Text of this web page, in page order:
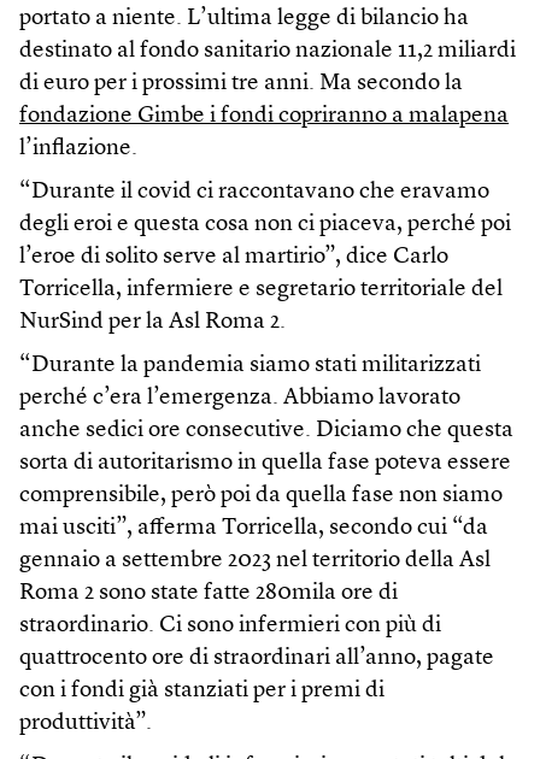
portato a niente. L’ultima legge di bilancio ha
destinato al fondo sanitario nazionale 11,2 miliardi
di euro per i prossimi tre anni. Ma secondo la
fondazione Gimbe i fondi copriranno a malapena
l’inflazione.
“Durante il covid ci raccontavano che eravamo
degli eroi e questa cosa non ci piaceva, perché poi
l’eroe di solito serve al martirio”, dice Carlo
Torricella, infermiere e segretario territoriale del
NurSind per la Asl Roma 2.
“Durante la pandemia siamo stati militarizzati
perché c’era l’emergenza. Abbiamo lavorato
anche sedici ore consecutive. Diciamo che questa
sorta di autoritarismo in quella fase poteva essere
comprensibile, però poi da quella fase non siamo
mai usciti”, afferma Torricella, secondo cui “da
gennaio a settembre 2023 nel territorio della Asl
Roma 2 sono state fatte 280mila ore di
straordinario. Ci sono infermieri con più di
quattrocento ore di straordinari all’anno, pagate
con i fondi già stanziati per i premi di
produttività”.